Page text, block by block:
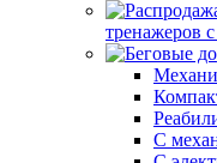
тренажеров
С